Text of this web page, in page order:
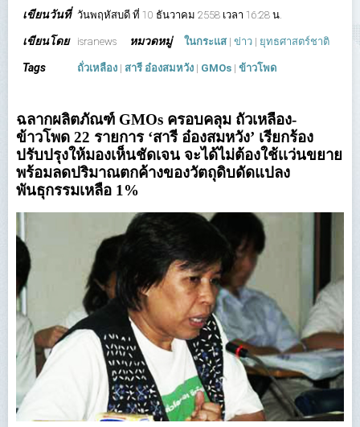
เขียนวันที่ วันพฤหัสบดี ที่ 10 ธันวาคม 2558 เวลา 16:28 น.
เขียนโดย isranews หมวดหมู่ ในกระแส |ข่าว | ยุทธศาสตร์ชาติ
Tags ถั่วเหลือง | สารี อ๋องสมหวัง | GMOs | ข้าวโพด
ฉลากผลิตภัณฑ์ GMOs ครอบคลุม ถั่วเหลือง-
ข้าวโพด 22 รายการ ‘สารี อ๋องสมหวัง’ เรียกร้อง
ปรับปรุงให้มองเห็นชัดเจน จะได้ไม่ต้องใช้เเว่นขยาย
พร้อมลดปริมาณตกค้างของวัตถุดิบดัดแปลง
พันธุกรรมเหลือ 1%